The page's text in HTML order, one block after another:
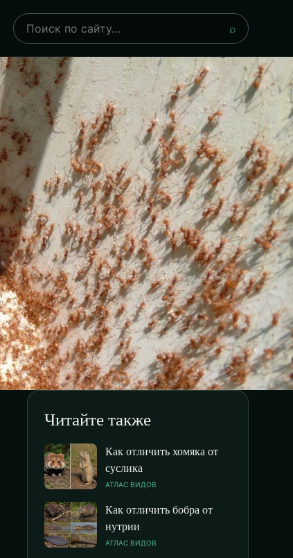
Поиск
⌕
Читайте также
Как отличить хомяка от
суслика
АТЛАС ВИДОВ
Как отличить бобра от
нутрии
АТЛАС ВИДОВ